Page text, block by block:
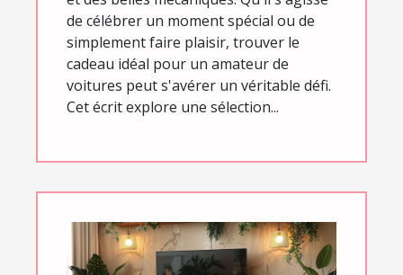
de célébrer un moment spécial ou de
simplement faire plaisir, trouver le
cadeau idéal pour un amateur de
voitures peut s'avérer un véritable défi.
Cet écrit explore une sélection...